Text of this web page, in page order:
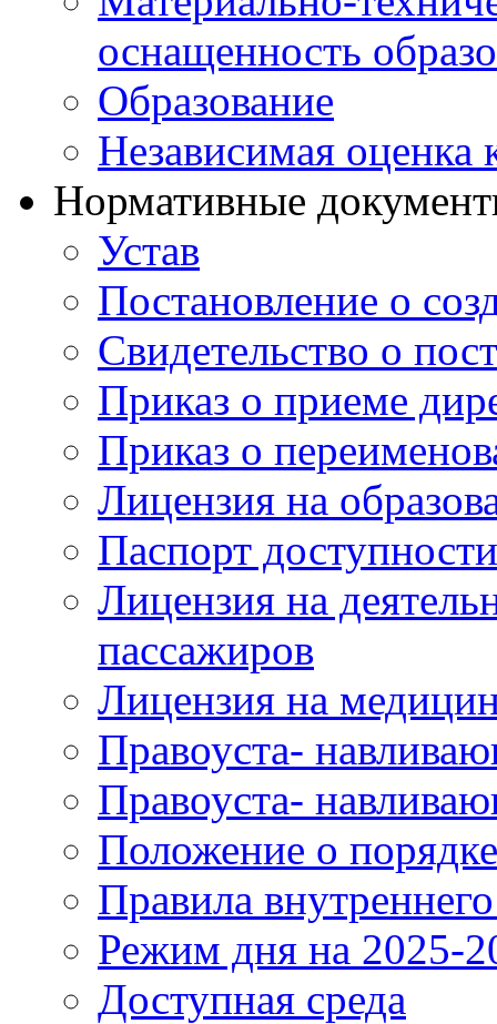
оснащенность
Образование
Независимая оценка
Нормативные
Устав
Постановление о
Свидетельство о
Приказ о приеме
Приказ о
Лицензия на
Паспорт доступности
Лицензия на
пассажиров
Лицензия на
Правоуста-
Правоуста-
Положение о
Правила
Режим дня на 2025-
Доступная среда